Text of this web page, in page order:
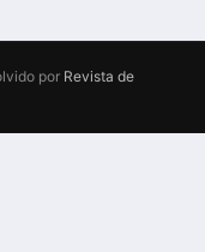
por Revista de